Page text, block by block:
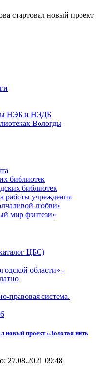
стартовал новый проект
НЭБ и НЭДБ
Вологды
библиотек
библиотек
работы учреждения
любви»
мир фэнтези»
ЦБС)
области» -
правовая система.
новый проект «Золотая нить
27.08.2021 09:48